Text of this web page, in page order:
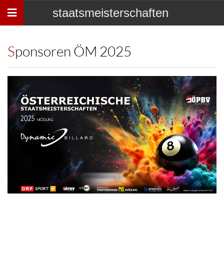
Toggle
staatsmeisterschaften
Sponsoren ÖM 2025